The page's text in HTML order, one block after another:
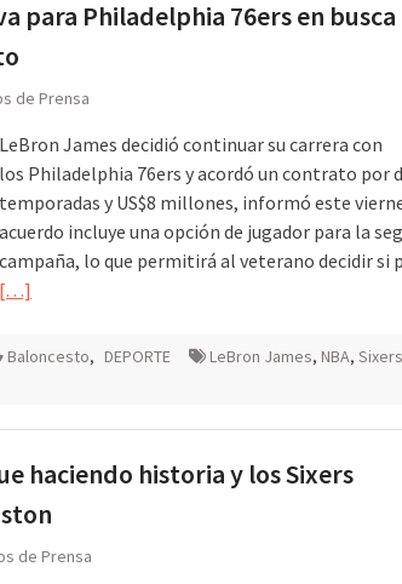
para Philadelphia 76ers en busca
de Prensa
LeBron James decidió continuar su carrera con
los Philadelphia 76ers y acordó un contrato por
temporadas y US$8 millones, informó este
acuerdo incluye una opción de jugador para la
campaña, lo que permitirá al veterano decidir si
[…]
Baloncesto, DEPORTE LeBron James, NBA,
haciendo historia y los Sixers
de Prensa